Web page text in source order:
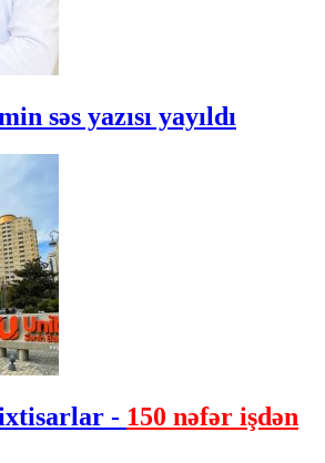
səs yazısı yayıldı
- 150 nəfər işdən